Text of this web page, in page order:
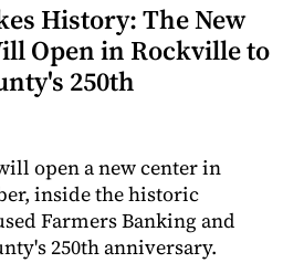
History: The New
Open in Rockville to
250th
open a new center in
inside the historic
Farmers Banking and
250th anniversary.